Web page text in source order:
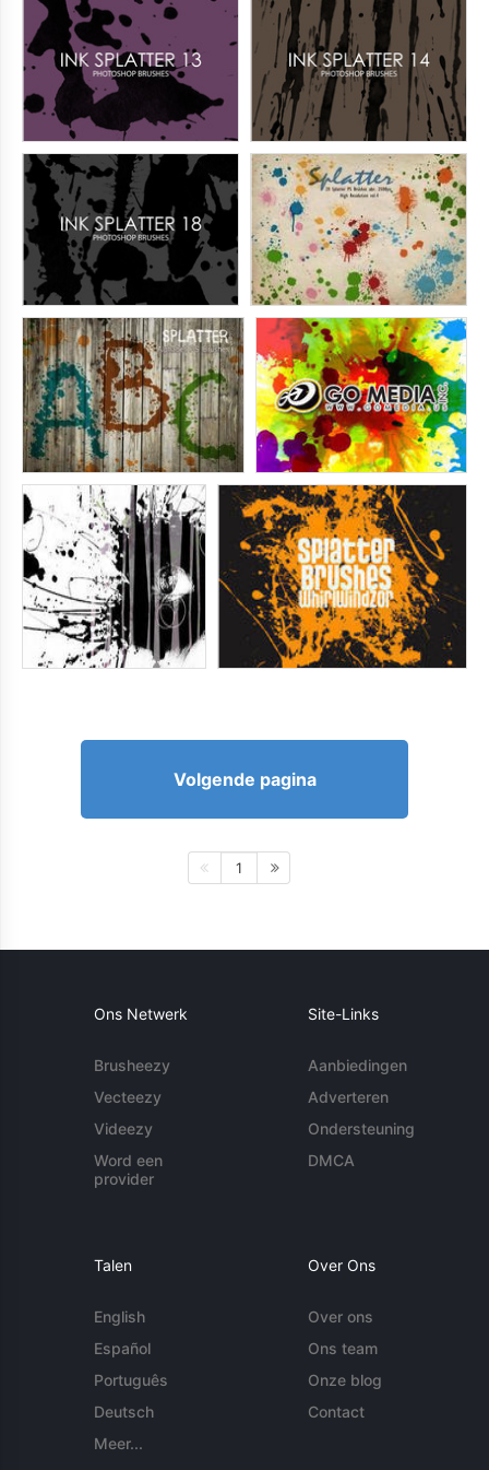
Volgende pagina
1
Ons Netwerk
Brusheezy
Vecteezy
Videezy
Word een
provider
Site-Links
Aanbiedingen
Adverteren
Ondersteuning
DMCA
Talen
English
Español
Português
Deutsch
Meer...
Over Ons
Over ons
Ons team
Onze blog
Contact